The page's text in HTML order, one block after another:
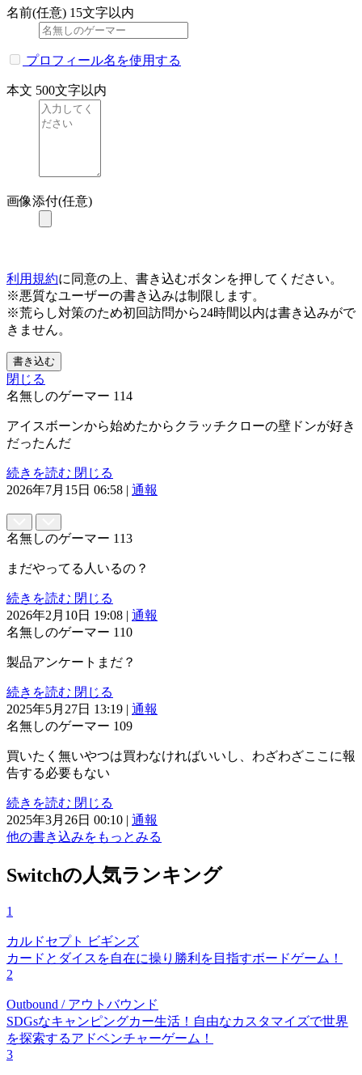
名前(任意) 15文字以内
プロフィール名を使用する
本文 500文字以内
画像添付(任意)
利用規約に同意の上、書き込むボタンを押してください。
※悪質なユーザーの書き込みは制限します。
※荒らし対策のため初回訪問から24時間以内は書き込みがで
きません。
書き込む
閉じる
名無しのゲーマー 114
アイスボーンから始めたからクラッチクローの壁ドンが好き
だったんだ
続きを読む 閉じる
2026年7月15日 06:58 | 通報
名無しのゲーマー 113
まだやってる人いるの？
続きを読む 閉じる
2026年2月10日 19:08 | 通報
名無しのゲーマー 110
製品アンケートまだ？
続きを読む 閉じる
2025年5月27日 13:19 | 通報
名無しのゲーマー 109
買いたく無いやつは買わなければいいし、わざわざここに報
告する必要もない
続きを読む 閉じる
2025年3月26日 00:10 | 通報
他の書き込みをもっとみる
Switchの人気ランキング
1
カルドセプト ビギンズ
カードとダイスを自在に操り勝利を目指すボードゲーム！
2
Outbound / アウトバウンド
SDGsなキャンピングカー生活！自由なカスタマイズで世界
を探索するアドベンチャーゲーム！
3